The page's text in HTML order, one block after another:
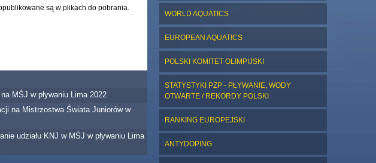
są w plikach do pobrania.
MŚJ w pływaniu Lima 2022
na Mistrzostwa Świata Juniorów w
udziału KNJ w MŚJ w pływaniu Lima
WORLD AQUATICS
EUROPEAN AQUATICS
POLSKI KOMITET OLIMPIJSKI
STATYSTYKI PZP - PŁYWANIE, WODY
OTWARTE / REKORDY POLSKI
RANKING EUROPEJSKI
ANTYDOPING